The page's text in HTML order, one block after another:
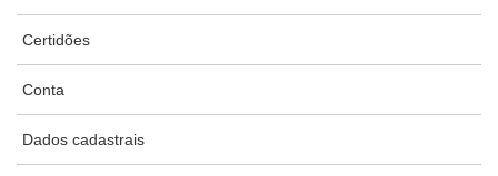
Certidões
Conta
Dados cadastrais